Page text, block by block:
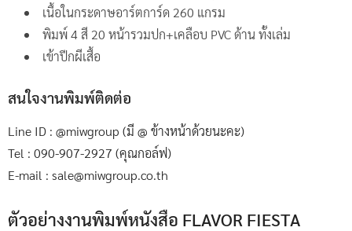
เนื้อในกระดาษอาร์ตการ์ด 260 แกรม
พิมพ์ 4 สี 20 หน้ารวมปก+เคลือบ PVC ด้าน ทั้งเล่ม
เข้าปีกผีเสื้อ
สนใจงานพิมพ์ติดต่อ
Line ID : @miwgroup (มี @ ข้างหน้าด้วยนะคะ)
Tel : 090-907-2927 (คุณกอล์ฟ)
E-mail : sale@miwgroup.co.th
ตัวอย่างงานพิมพ์หนังสือ FLAVOR FIESTA